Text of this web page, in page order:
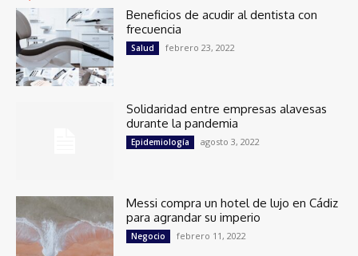
Beneficios de acudir al dentista con
frecuencia
Salud febrero 23, 2022
Solidaridad entre empresas alavesas
durante la pandemia
Epidemiología agosto 3, 2022
Messi compra un hotel de lujo en Cádiz
para agrandar su imperio
Negocio febrero 11, 2022